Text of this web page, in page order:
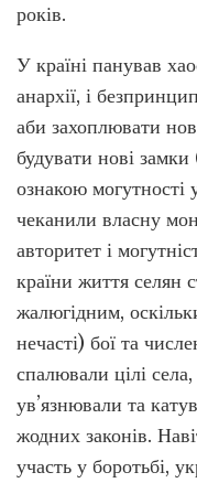
років.
У країні панував
анархії, і
аби захоплювати
будувати нові
ознакою могутності
чеканили власну
авторитет і
країни життя селян
жалюгідним,
нечасті) бої та
спалювали цілі
ув’язнювали та
жодних законів.
участь у боротьбі,